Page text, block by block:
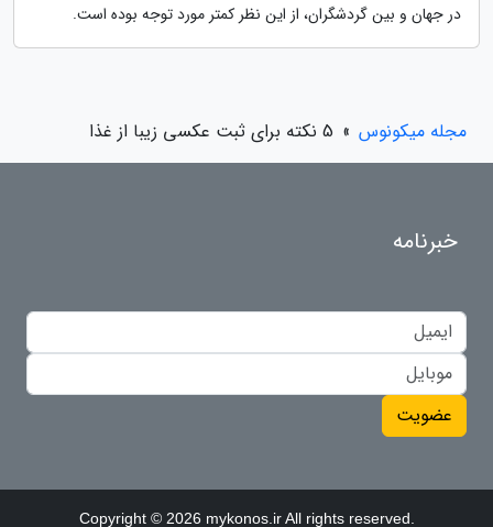
در جهان و بین گردشگران، از این نظر کمتر مورد توجه بوده است.
مجله میکونوس » 5 نکته برای ثبت عکسی زیبا از غذا
خبرنامه
عضویت
Copyright © 2026 mykonos.ir All rights reserved.